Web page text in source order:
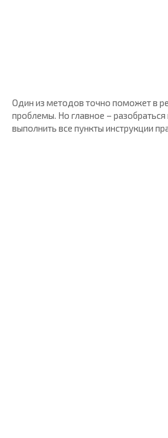
Один из методов точно поможет в
проблемы. Но главное – разобраться
выполнить все пункты инструкции